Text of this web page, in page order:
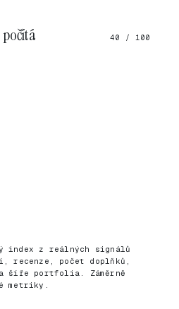
počítá 40 / 100
index z reálných signálů
recenze, počet doplňků,
šíře portfolia. Záměrně
metriky.